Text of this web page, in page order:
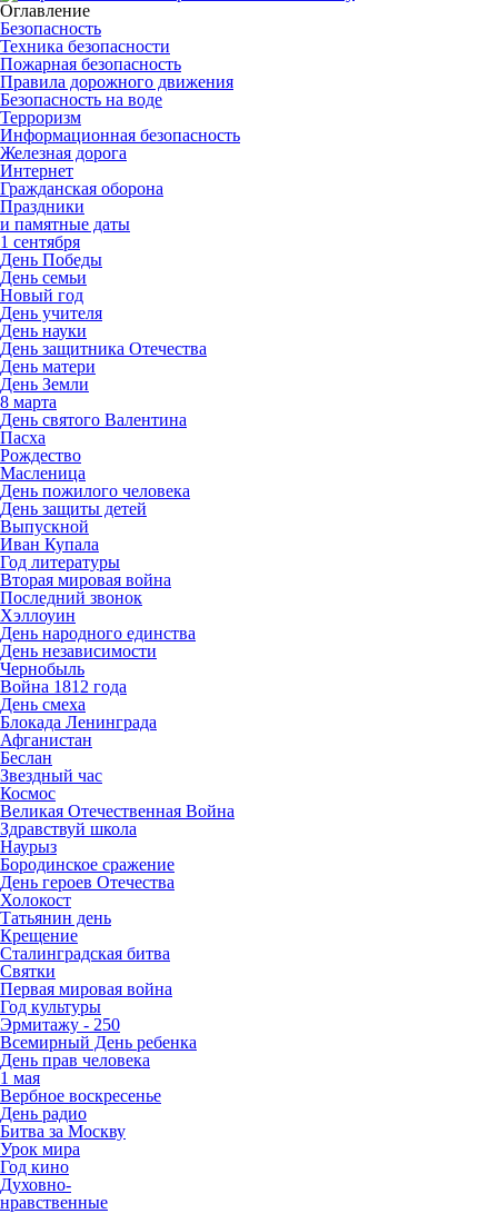
Оглавление
Безопасность
Техника безопасности
Пожарная безопасность
Правила дорожного движения
Безопасность на воде
Терроризм
Информационная безопасность
Железная дорога
Интернет
Гражданская оборона
Праздники
и памятные даты
1 сентября
День Победы
День семьи
Новый год
День учителя
День науки
День защитника Отечества
День матери
День Земли
8 марта
День святого Валентина
Пасха
Рождество
Масленица
День пожилого человека
День защиты детей
Выпускной
Иван Купала
Год литературы
Вторая мировая война
Последний звонок
Хэллоуин
День народного единства
День независимости
Чернобыль
Война 1812 года
День смеха
Блокада Ленинграда
Афганистан
Беслан
Звездный час
Космос
Великая Отечественная Война
Здравствуй школа
Наурыз
Бородинское сражение
День героев Отечества
Холокост
Татьянин день
Крещение
Сталинградская битва
Святки
Первая мировая война
Год культуры
Эрмитажу - 250
Всемирный День ребенка
День прав человека
1 мая
Вербное воскресенье
День радио
Битва за Москву
Урок мира
Год кино
Духовно-
нравственные